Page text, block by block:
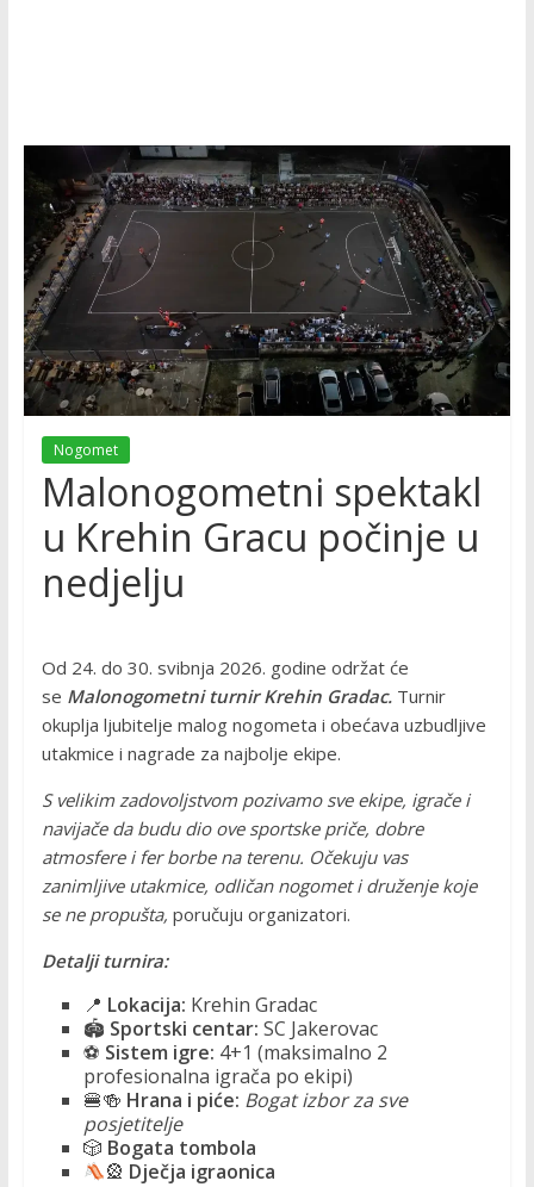
Nogomet
Malonogometni spektakl
u Krehin Gracu počinje u
nedjelju
Od 24. do 30. svibnja 2026. godine održat će
se Malonogometni turnir Krehin Gradac.Turnir
okuplja ljubitelje malog nogometa i obećava uzbudljive
utakmice i nagrade za najbolje ekipe.
S velikim zadovoljstvom pozivamo sve ekipe, igrače i
navijače da budu dio ove sportske priče, dobre
atmosfere i fer borbe na terenu. Očekuju vas
zanimljive utakmice, odličan nogomet i druženje koje
se ne propušta, poručuju organizatori.
Detalji turnira:
📍 Lokacija: Krehin Gradac
🏟 Sportski centar: SC Jakerovac
⚽ Sistem igre: 4+1 (maksimalno 2
profesionalna igrača po ekipi)
🍔🍻 Hrana i piće: Bogat izbor za sve
posjetitelje
🎲 Bogata tombola
🎡 Dječja igraonica